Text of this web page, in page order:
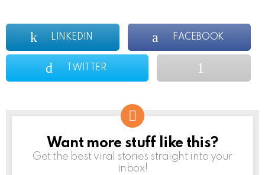
LINKEDIN FACEBOOK
TWITTER
NEWSLETTER
Want more stuff like this?
Get the best viral stories straight into your
inbox!